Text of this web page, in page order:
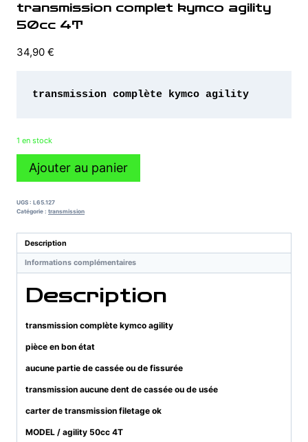
transmission complet kymco agility
50cc 4T
34,90 €
transmission complète kymco agility
1 en stock
quantité
complet
kymco
50cc
4T
Ajouter au panier
UGS : L65.127
Catégorie : transmission
Description
Informations complémentaires
Description
transmission complète kymco agility
pièce en bon état
aucune partie de cassée ou de fissurée
transmission aucune dent de cassée ou de usée
carter de transmission filetage ok
MODEL / agility 50cc 4T